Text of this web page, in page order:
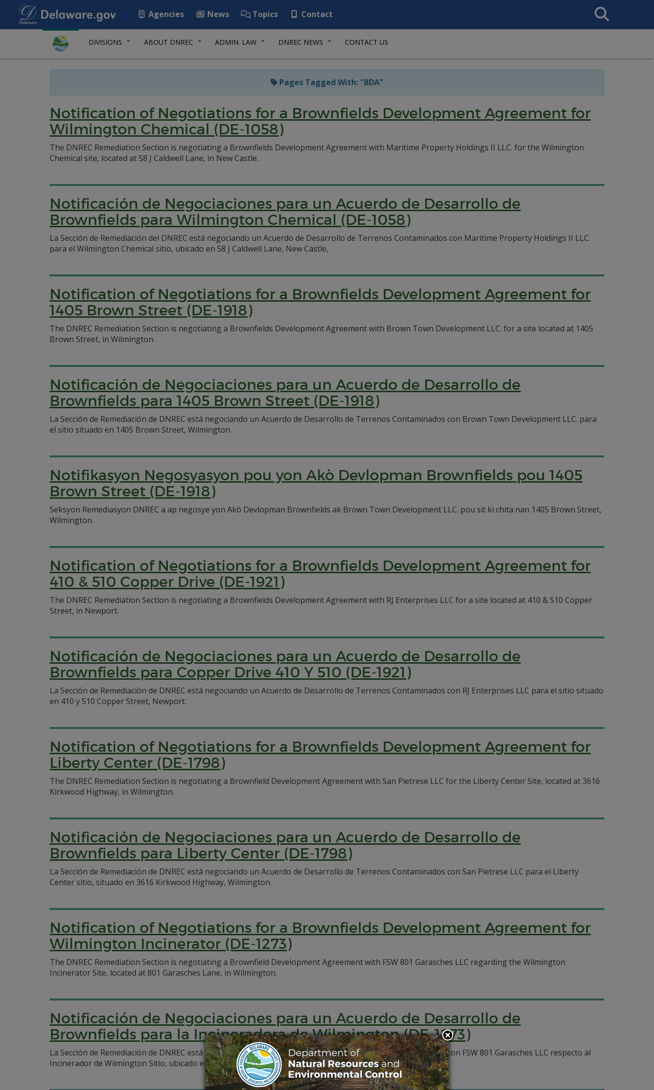
Agencies News Topics Contact
Search
This
DIVISIONS ABOUT DNREC ADMIN. LAW DNREC NEWS CONTACT US
Pages Tagged With: "BDA"
Notification of Negotiations for a Brownfields Development Agreement for
Wilmington Chemical (DE-1058)
The DNREC Remediation Section is negotiating a Brownfields Development Agreement with Maritime Property Holdings II LLC. for the Wilmington
Chemical site, located at 58 J Caldwell Lane, in New Castle.
Notificación de Negociaciones para un Acuerdo de Desarrollo de
Brownfields para Wilmington Chemical (DE-1058)
La Sección de Remediación del DNREC está negociando un Acuerdo de Desarrollo de Terrenos Contaminados con Maritime Property Holdings II LLC.
para el Wilmington Chemical sitio, ubicado en 58 J Caldwell Lane, New Castle,
Notification of Negotiations for a Brownfields Development Agreement for
1405 Brown Street (DE-1918)
The DNREC Remediation Section is negotiating a Brownfields Development Agreement with Brown Town Development LLC. for a site located at 1405
Brown Street, in Wilmington.
Notificación de Negociaciones para un Acuerdo de Desarrollo de
Brownfields para 1405 Brown Street (DE-1918)
La Sección de Remediación de DNREC está negociando un Acuerdo de Desarrollo de Terrenos Contaminados con Brown Town Development LLC. para
el sitio situado en 1405 Brown Street, Wilmington.
Notifikasyon Negosyasyon pou yon Akò Devlopman Brownfields pou 1405
Brown Street (DE-1918)
Seksyon Remediasyon DNREC a ap negosye yon Akò Devlopman Brownfields ak Brown Town Development LLC. pou sit ki chita nan 1405 Brown Street,
Wilmington.
Notification of Negotiations for a Brownfields Development Agreement for
410 & 510 Copper Drive (DE-1921)
The DNREC Remediation Section is negotiating a Brownfields Development Agreement with RJ Enterprises LLC for a site located at 410 & 510 Copper
Street, in Newport.
Notificación de Negociaciones para un Acuerdo de Desarrollo de
Brownfields para Copper Drive 410 Y 510 (DE-1921)
La Sección de Remediación de DNREC está negociando un Acuerdo de Desarrollo de Terrenos Contaminados con RJ Enterprises LLC para el sitio situado
en 410 y 510 Copper Street, Newport.
Notification of Negotiations for a Brownfields Development Agreement for
Liberty Center (DE-1798)
The DNREC Remediation Section is negotiating a Brownfield Development Agreement with San Pietrese LLC for the Liberty Center Site, located at 3616
Kirkwood Highway, in Wilmington.
Notificación de Negociaciones para un Acuerdo de Desarrollo de
Brownfields para Liberty Center (DE-1798)
La Sección de Remediación de DNREC está negociando un Acuerdo de Desarrollo de Terrenos Contaminados con San Pietrese LLC para el Liberty
Center sitio, situado en 3616 Kirkwood Highway, Wilmington.
Notification of Negotiations for a Brownfields Development Agreement for
Wilmington Incinerator (DE-1273)
The DNREC Remediation Section is negotiating a Brownfield Development Agreement with FSW 801 Garasches LLC regarding the Wilmington
Incinerator Site, located at 801 Garasches Lane, in Wilmington.
Notificación de Negociaciones para un Acuerdo de Desarrollo de
Brownfields para la Incineradora de Wilmington (DE-1273)
La Sección de Remediación de DNREC está negociando un Acuerdo de Desarrollo de Terrenos Contaminados con FSW 801 Garasches LLC respecto al
Incinerador de Wilmington Sitio, ubicado en 801 Garasches Lane, Wilmington.